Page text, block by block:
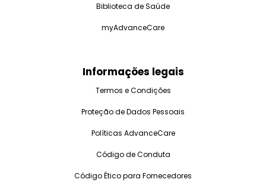
Biblioteca de Saúde
myAdvanceCare
Informações legais
Termos e Condições
Proteção de Dados Pessoais
Políticas AdvanceCare
Código de Conduta
Código Ético para Fornecedores